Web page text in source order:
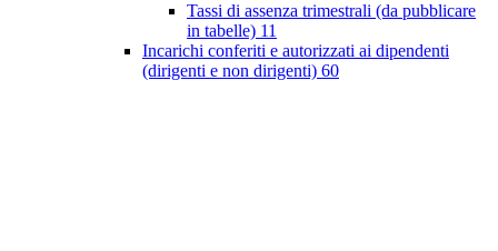
Tassi di assenza trimestrali (da pubblicare
in tabelle) 11
Incarichi conferiti e autorizzati ai dipendenti
(dirigenti e non dirigenti) 60